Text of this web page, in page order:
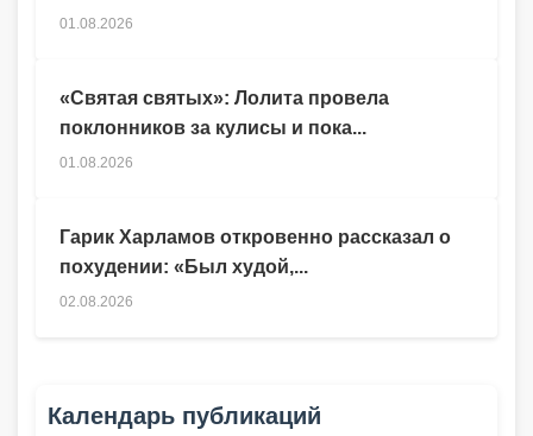
Гарик Харламов откровенно рассказал о
похудении: «Был худой,...
02.08.2026
01.08.2026
«Святая святых»: Лолита провела
поклонников за кулисы и пока...
01.08.2026
Календарь публикаций